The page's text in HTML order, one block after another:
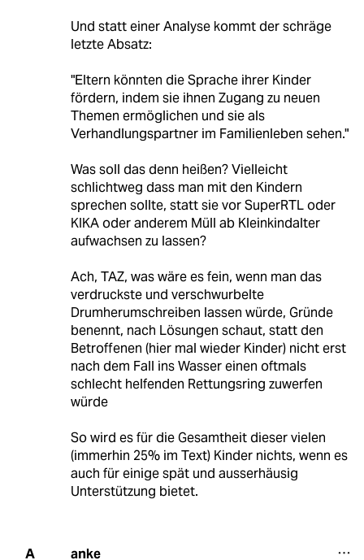
Und statt einer Analyse kommt der schräge
letzte Absatz:
"Eltern könnten die Sprache ihrer Kinder
fördern, indem sie ihnen Zugang zu neuen
Themen ermöglichen und sie als
Verhandlungspartner im Familienleben sehen."
Was soll das denn heißen? Vielleicht
schlichtweg dass man mit den Kindern
sprechen sollte, statt sie vor SuperRTL oder
KIKA oder anderem Müll ab Kleinkindalter
aufwachsen zu lassen?
Ach, TAZ, was wäre es fein, wenn man das
verdruckste und verschwurbelte
Drumherumschreiben lassen würde, Gründe
benennt, nach Lösungen schaut, statt den
Betroffenen (hier mal wieder Kinder) nicht erst
nach dem Fall ins Wasser einen oftmals
schlecht helfenden Rettungsring zuwerfen
würde
So wird es für die Gesamtheit dieser vielen
(immerhin 25% im Text) Kinder nichts, wenn es
auch für einige spät und ausserhäusig
Unterstützung bietet.
A anke